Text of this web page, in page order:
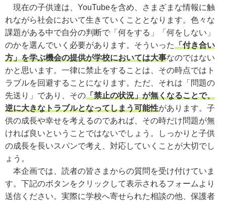
現在の子供達は、YouTubeを含め、さまざまな情報に触
れながら社会において生きていくこととなります。色々な
課題がある中で自分の判断で「何をする」「何をしない」
のかを選んでいく必要があります。そういった「付き合い
方」を学ぶ機会の提供が学校においては大事なのではない
かと思います。一律に禁止をすることは、その時点ではト
ラブルを回避することになります。ただ、それは「問題の
先送り」であり、その「禁止の状況」が無くなることで、
逆に大きなトラブルとなってしまう可能性があります。子
供の成長や幸せを考えるのであれば、その時だけ問題が無
ければ良いということではないでしょう。しっかりと子供
の成長を長いスパンで考え、対応していくことが大切でし
ょう。
本企画では、読者の皆さまからの質問を受け付けていま
す。下記のボタンをクリックして表示されるフォームより
送信ください。実際に学校へ寄せられた相談の他、保護者